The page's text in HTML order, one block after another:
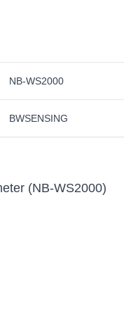
NB-WS2000
BWSENSING
(NB-WS2000)